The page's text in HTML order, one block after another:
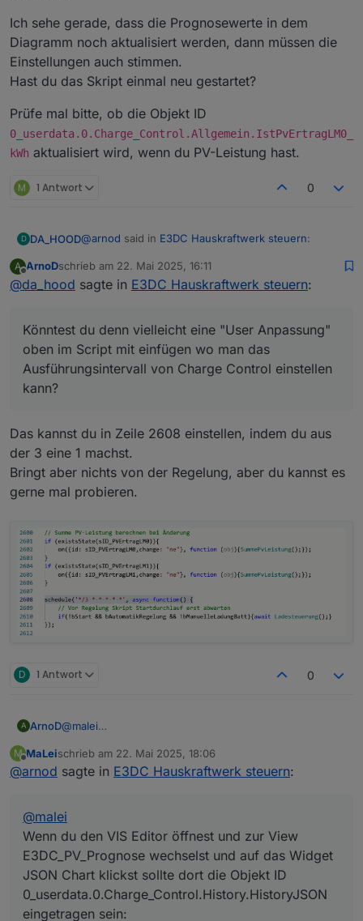
Ich sehe gerade, dass die Prognosewerte in dem
Diagramm noch aktualisiert werden, dann müssen die
Einstellungen auch stimmen.
Hast du das Skript einmal neu gestartet?
Prüfe mal bitte, ob die Objekt ID
0_userdata.0.Charge_Control.Allgemein.IstPvErtragLM0_
kWh aktualisiert wird, wenn du PV-Leistung hast.
M 1 Antwort 0
D DA_HOOD@arnod said in E3DC Hauskraftwerk steuern:
Abfrageintervall Adapter 3 sek. +
wird 6 sek. sind schon 12 sek. im Worstcase.
oben im Script mit einfügen wo man das
Ausführungsintervall von Charge Control einstellen
kann? Ich führe bei mir die Skripte eigentlich immer
Sekündlich aus. Der Adapter liefert auch jede
Sekunden kann man ja als Standard drinnen lassen
:)
A
Offline
ArnoDschrieb am 22. Mai 2025, 16:11
zuletzt editiert von
@da_hood sagte in E3DC Hauskraftwerk steuern:
Könntest du denn vielleicht eine "User Anpassung"
oben im Script mit einfügen wo man das
Ausführungsintervall von Charge Control einstellen
kann?
Das kannst du in Zeile 2608 einstellen, indem du aus
der 3 eine 1 machst.
Bringt aber nichts von der Regelung, aber du kannst es
gerne mal probieren.
D 1 Antwort 0
A ArnoD@malei
E3DC_PV_Prognose wechselst und auf das Widget
JSON Chart klickst sollte dort die Objekt ID
Nachtrag:
M
Offline
MaLeischrieb am 22. Mai 2025, 18:06
zuletzt editiert von
@arnod sagte in E3DC Hauskraftwerk steuern:
@malei
Wenn du den VIS Editor öffnest und zur View
E3DC_PV_Prognose wechselst und auf das Widget
JSON Chart klickst sollte dort die Objekt ID
0_userdata.0.Charge_Control.History.HistoryJSON
eingetragen sein: